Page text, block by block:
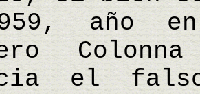
año
el falso